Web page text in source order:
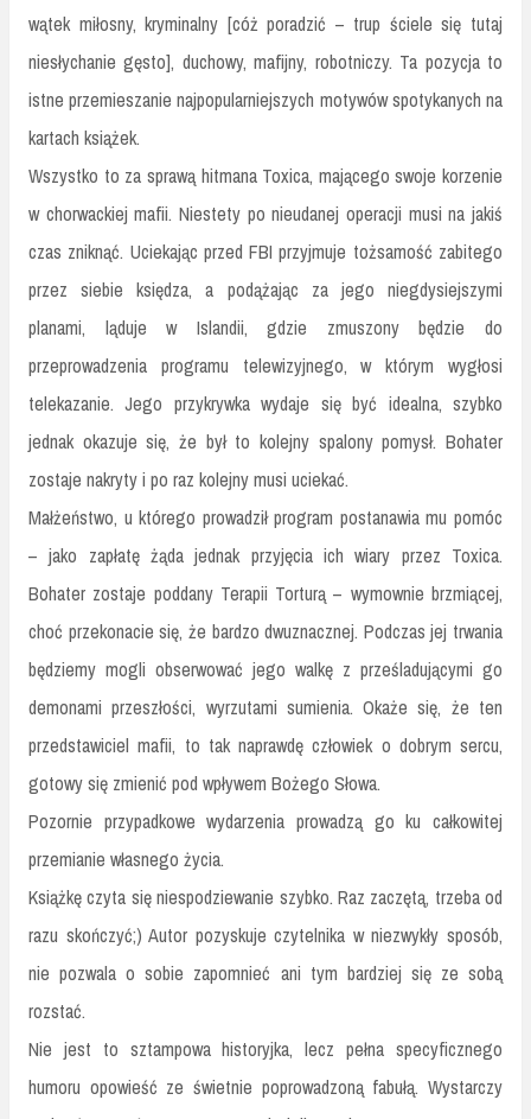
wątek miłosny, kryminalny [cóż poradzić – trup ściele się tutaj
niesłychanie gęsto], duchowy, mafijny, robotniczy. Ta pozycja to
istne przemieszanie najpopularniejszych motywów spotykanych na
kartach książek.
Wszystko to za sprawą hitmana Toxica, mającego swoje korzenie
w chorwackiej mafii. Niestety po nieudanej operacji musi na jakiś
czas zniknąć. Uciekając przed FBI przyjmuje tożsamość zabitego
przez siebie księdza, a podążając za jego niegdysiejszymi
planami, ląduje w Islandii, gdzie zmuszony będzie do
przeprowadzenia programu telewizyjnego, w którym wygłosi
telekazanie. Jego przykrywka wydaje się być idealna, szybko
jednak okazuje się, że był to kolejny spalony pomysł. Bohater
zostaje nakryty i po raz kolejny musi uciekać.
Małżeństwo, u którego prowadził program postanawia mu pomóc
– jako zapłatę żąda jednak przyjęcia ich wiary przez Toxica.
Bohater zostaje poddany Terapii Torturą – wymownie brzmiącej,
choć przekonacie się, że bardzo dwuznacznej. Podczas jej trwania
będziemy mogli obserwować jego walkę z prześladującymi go
demonami przeszłości, wyrzutami sumienia. Okaże się, że ten
przedstawiciel mafii, to tak naprawdę człowiek o dobrym sercu,
gotowy się zmienić pod wpływem Bożego Słowa.
Pozornie przypadkowe wydarzenia prowadzą go ku całkowitej
przemianie własnego życia.
Książkę czyta się niespodziewanie szybko. Raz zaczętą, trzeba od
razu skończyć;) Autor pozyskuje czytelnika w niezwykły sposób,
nie pozwala o sobie zapomnieć ani tym bardziej się ze sobą
rozstać.
Nie jest to sztampowa historyjka, lecz pełna specyficznego
humoru opowieść ze świetnie poprowadzoną fabułą. Wystarczy